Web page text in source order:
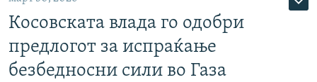
Косовската влада го одобри
предлогот за испраќање
безбедносни сили во Газа